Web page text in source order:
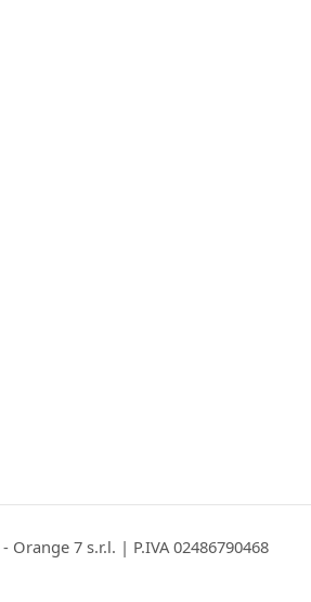
Orange 7 s.r.l. | P.IVA 02486790468